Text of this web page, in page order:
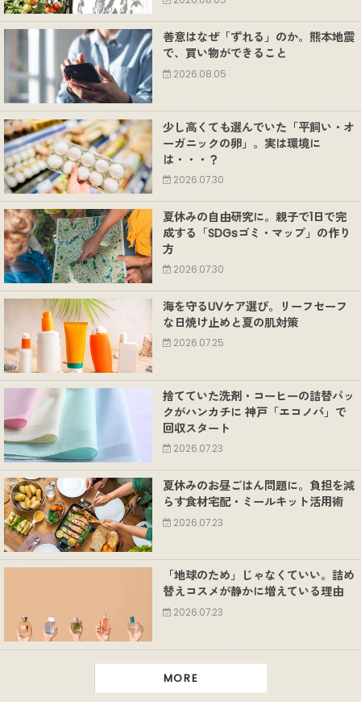
善意はなぜ「ずれる」のか。熊本地震
で、買い物ができること
2026.08.05
少し高くても選んでいた「平飼い・オ
ーガニックの卵」。実は環境に
は・・・？
2026.07.30
夏休みの自由研究に。親子で1日で完
成する「SDGsゴミ・マップ」の作り
方
2026.07.30
海を守るUVケア選び。リーフセーフ
な日焼け止めと夏の肌対策
2026.07.25
捨てていた洗剤・コーヒーの詰替パッ
クがハンカチに 神戸「エコノバ」で
回収スタート
2026.07.23
夏休みのお昼ごはん問題に。負担を減
らす食材宅配・ミールキット活用術
2026.07.23
「地球のため」じゃなくていい。詰め
替えコスメが静かに増えている理由
2026.07.23
MORE